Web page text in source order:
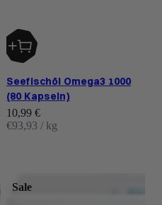
Seefischöl Omega3 1000
(80 Kapseln)
Angebot
10,99 €
€93,93 / kg
Sale